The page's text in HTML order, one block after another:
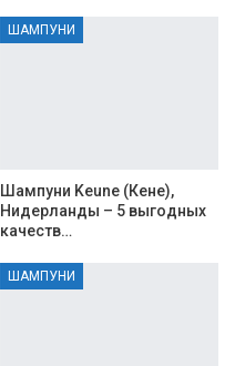
ШАМПУНИ
Шампуни Keune (Кене),
Нидерланды – 5 выгодных
качеств…
ШАМПУНИ